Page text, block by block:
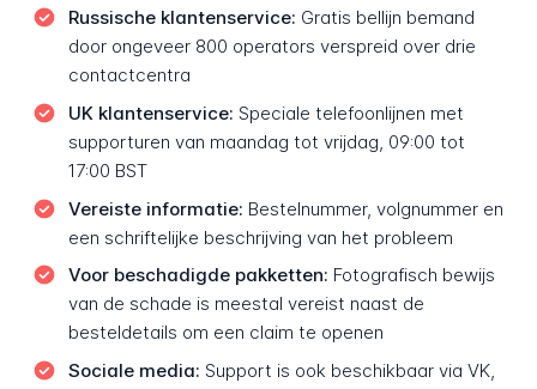
Russische klantenservice: Gratis bellijn bemand
door ongeveer 800 operators verspreid over drie
contactcentra
UK klantenservice: Speciale telefoonlijnen met
supporturen van maandag tot vrijdag, 09:00 tot
17:00 BST
Vereiste informatie: Bestelnummer, volgnummer en
een schriftelijke beschrijving van het probleem
Voor beschadigde pakketten: Fotografisch bewijs
van de schade is meestal vereist naast de
besteldetails om een claim te openen
Sociale media: Support is ook beschikbaar via VK,